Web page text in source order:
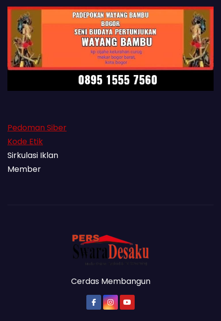
Pedoman Siber
Kode Etik
Sirkulasi Iklan
Member
Cerdas Membangun